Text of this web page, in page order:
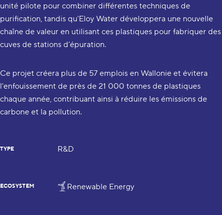
unité pilote pour combiner différentes techniques de
purification, tandis qu'Eloy Water développera une nouvelle
chaîne de valeur en utilisant ces plastiques pour fabriquer des
cuves de stations d’épuration.
Ce projet créera plus de 57 emplois en Wallonie et évitera
l'enfouissement de près de 21 000 tonnes de plastiques
chaque année, contribuant ainsi à réduire les émissions de
carbone et la pollution.
TYPE R&D
ECOSYSTEM Renewable Energy